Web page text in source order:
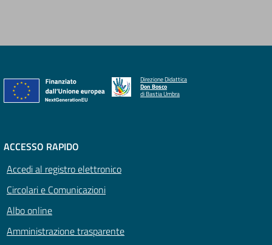
Direzione Didattica
Don Bosco
di Bastia Umbra
ACCESSO RAPIDO
Accedi al registro elettronico
Circolari e Comunicazioni
Albo online
Amministrazione trasparente